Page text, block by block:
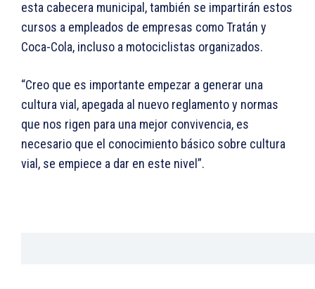
esta cabecera municipal, también se impartirán estos
cursos a empleados de empresas como Tratán y
Coca-Cola, incluso a motociclistas organizados.
“Creo que es importante empezar a generar una
cultura vial, apegada al nuevo reglamento y normas
que nos rigen para una mejor convivencia, es
necesario que el conocimiento básico sobre cultura
vial, se empiece a dar en este nivel”.